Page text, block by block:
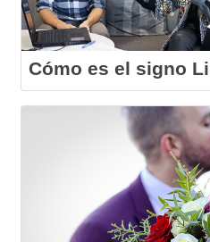
Cómo es el signo